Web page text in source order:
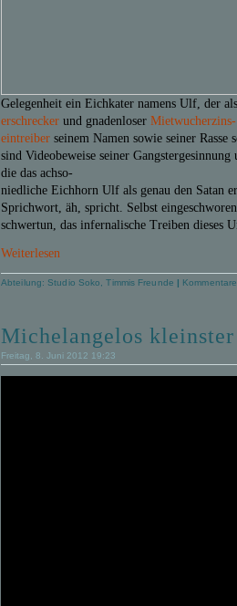
Gelegenheit ein Eichkater namens Ulf, der
erschrecker und gnadenloser Mietwucherzins-
eintreiber seinem Namen sowie seiner Rasse
sind Videobeweise seiner
die das achso-
niedliche Eichhorn Ulf als genau den Satan
Sprichwort, äh, spricht. Selbst
schwertun, das infernalische Treiben dieses
Weiterlesen
Abteilung:Studio Soko ,Timmis Freunde |
Michelangelos kleinster
Freitag, 8. Juni 2012 19:23